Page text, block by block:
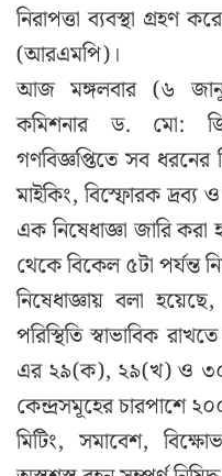
নিরাপত্তা ব্যবস্থা গ্রহণ
(আরএমপি)।
আজ মঙ্গলবার (৬
কমিশনার ড. মো:
গণবিজ্ঞপ্তিতে সব ধরনের
মাইকিং, বিস্ফোরক দ্রব্য ও
এক নিষেধাজ্ঞা জারি
থেকে বিকেল ৫টা পর্যন্ত
নিষেধাজ্ঞায় বলা
পরিস্থিতি স্বাভাবিক
এর ২৯(ক), ২৯(খ) ও ৩০
কেন্দ্রসমূহের চারপাশে
মিটিং, সমাবেশ,